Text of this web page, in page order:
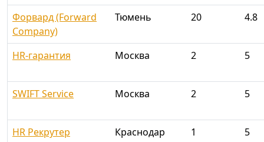
Форвард (Forward
Company)
Тюмень 20 4.8
HR-гарантия Москва 2 5
SWIFT Service Москва 2 5
HR Рекрутер Краснодар 1 5